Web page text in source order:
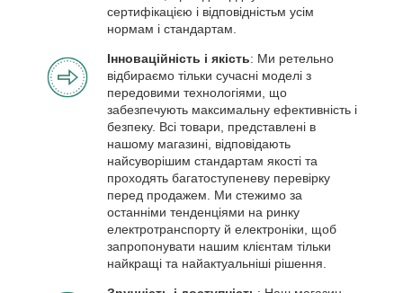
сертифікацією і відповідністьм усім
нормам і стандартам.
Інноваційність і якість: Ми ретельно
відбираємо тільки сучасні моделі з
передовими технологіями, що
забезпечують максимальну ефективність і
безпеку. Всі товари, представлені в
нашому магазині, відповідають
найсуворішим стандартам якості та
проходять багатоступеневу перевірку
перед продажем. Ми стежимо за
останніми тенденціями на ринку
електротранспорту й електроніки, щоб
запропонувати нашим клієнтам тільки
найкращі та найактуальніші рішення.